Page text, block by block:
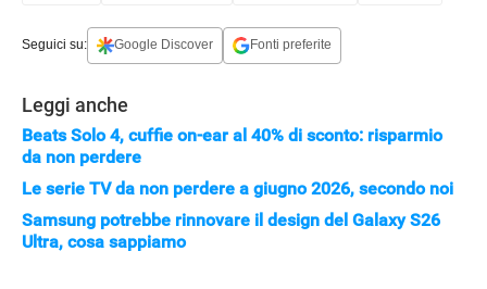
APPLE
Seguici su: Google Discover Fonti preferite
Leggi anche
Beats Solo 4, cuffie on-ear al 40% di sconto: risparmio
da non perdere
Le serie TV da non perdere a giugno 2026, secondo noi
Samsung potrebbe rinnovare il design del Galaxy S26
Ultra, cosa sappiamo